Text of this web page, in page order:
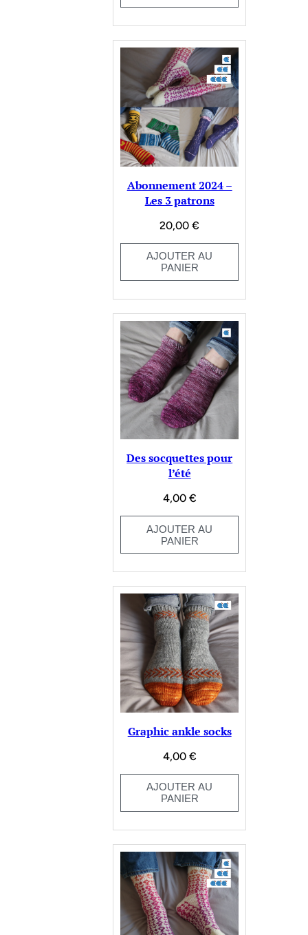
Abonnement 2024 –
Les 3 patrons
20,00€
AJOUTER AU
PANIER
Des socquettes pour
l’été
4,00 €
AJOUTER AU
PANIER
Graphic ankle socks
4,00 €
AJOUTER AU
PANIER